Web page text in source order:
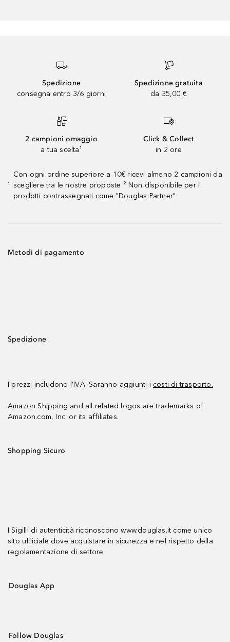
Spedizione
consegna entro 3/6 giorni
Spedizione gratuita
da 35,00 €
2 campioni omaggio
a tua scelta¹
Click & Collect
in 2 ore
¹
Con ogni ordine superiore a 10€ ricevi almeno 2 campioni da
scegliere tra le nostre proposte ² Non disponibile per i
prodotti contrassegnati come "Douglas Partner"
Metodi di pagamento
Spedizione
I prezzi includono l’IVA. Saranno aggiunti i costi di trasporto.
Amazon Shipping and all related logos are trademarks of
Amazon.com, Inc. or its affiliates.
Shopping Sicuro
I Sigilli di autenticità riconoscono www.douglas.it come unico
sito ufficiale dove acquistare in sicurezza e nel rispetto della
regolamentazione di settore.
Douglas App
Follow Douglas